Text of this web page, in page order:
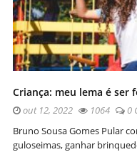
Criança: meu lema é ser
out 12, 2022 1064
0
Bruno Sousa Gomes Pular
guloseimas, ganhar